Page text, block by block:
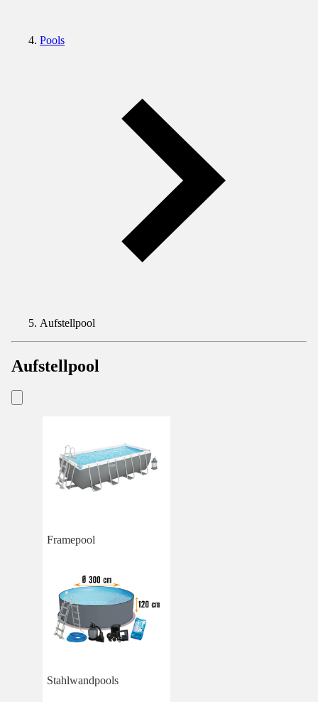
Pools
Aufstellpool
Aufstellpool
Framepool
Stahlwandpools